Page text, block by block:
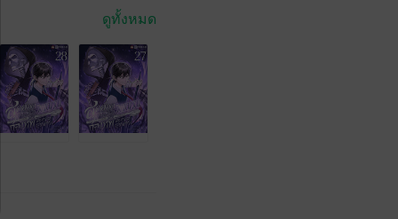
ดูทั้งหมด